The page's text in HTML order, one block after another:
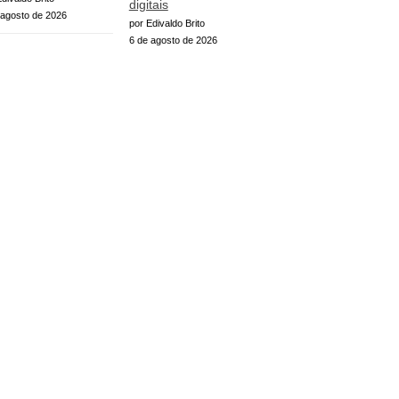
de 2026
digitais
por Edivaldo Brito
6 de agosto de 2026